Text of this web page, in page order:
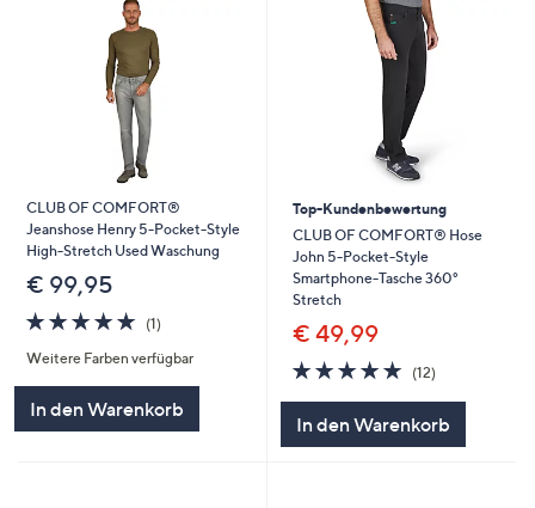
CLUB OF COMFORT®
Jeanshose Henry 5-Pocket-Style
High-Stretch Used Waschung
€ 99,95
5.0
von
5
(1)
Weitere Farben verfügbar
In den Warenkorb
Top-Kundenbewertung
CLUB OF COMFORT® Hose
John 5-Pocket-Style
Smartphone-Tasche 360°
Stretch
€ 49,99
4.9
von
5
(12)
In den Warenkorb